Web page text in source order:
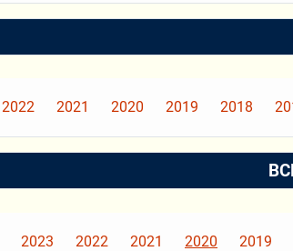
2022 2021 2020 2019 2018
2023 2022 2021 2020 2019